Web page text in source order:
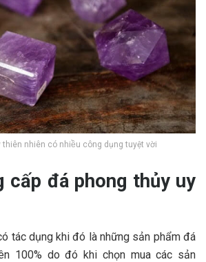
thiên nhiên có nhiều công dụng tuyệt vời
cấp đá phong thủy uy
tác dụng khi đó là những sản phẩm đá
100% do đó khi chọn mua các sản